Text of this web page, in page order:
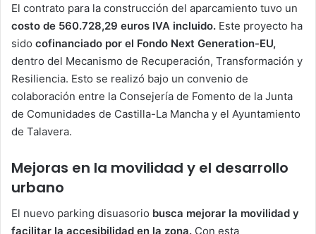
El contrato para la construcción del aparcamiento tuvo un
costo de 560.728,29 euros IVA incluido. Este proyecto ha
sido cofinanciado por el Fondo Next Generation-EU,
dentro del Mecanismo de Recuperación, Transformación y
Resiliencia. Esto se realizó bajo un convenio de
colaboración entre la Consejería de Fomento de la Junta
de Comunidades de Castilla-La Mancha y el Ayuntamiento
de Talavera.
Mejoras en la movilidad y el desarrollo
urbano
El nuevo parking disuasorio busca mejorar la movilidad y
facilitar la accesibilidad en la zona. Con esta